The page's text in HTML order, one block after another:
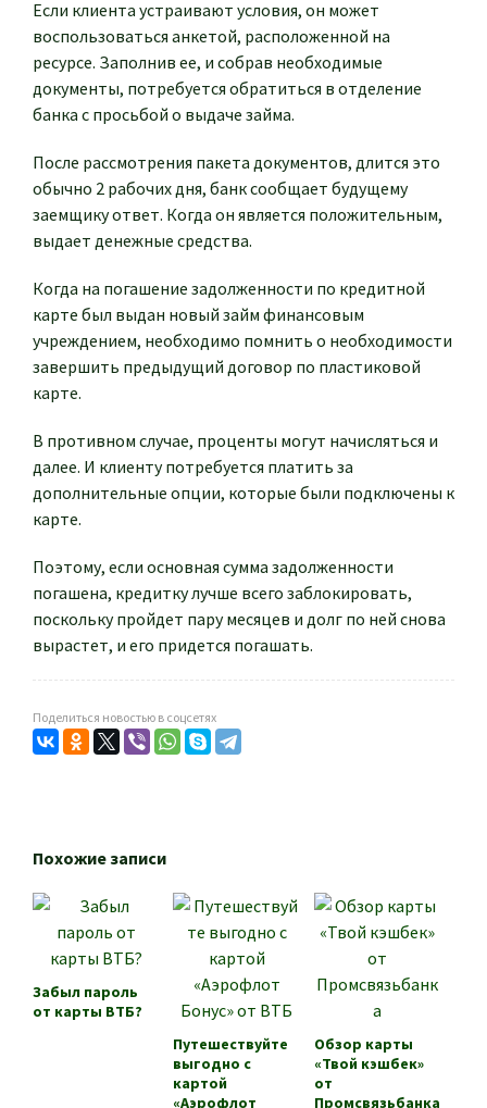
Если клиента устраивают условия, он может
воспользоваться анкетой, расположенной на
ресурсе. Заполнив ее, и собрав необходимые
документы, потребуется обратиться в отделение
банка с просьбой о выдаче займа.
После рассмотрения пакета документов, длится это
обычно 2 рабочих дня, банк сообщает будущему
заемщику ответ. Когда он является положительным,
выдает денежные средства.
Когда на погашение задолженности по кредитной
карте был выдан новый займ финансовым
учреждением, необходимо помнить о необходимости
завершить предыдущий договор по пластиковой
карте.
В противном случае, проценты могут начисляться и
далее. И клиенту потребуется платить за
дополнительные опции, которые были подключены к
карте.
Поэтому, если основная сумма задолженности
погашена, кредитку лучше всего заблокировать,
поскольку пройдет пару месяцев и долг по ней снова
вырастет, и его придется погашать.
Поделиться новостью в соцсетях
Похожие записи
Забыл пароль
от карты ВТБ?
Путешествуйте
выгодно с
картой
«Аэрофлот
Обзор карты
«Твой кэшбек»
от
Промсвязьбанка